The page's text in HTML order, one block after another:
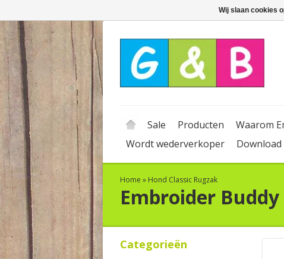
Sale Producten Waarom
Wordt wederverkoper
Download
Home » Hond Classic Rugzak
Embroider Buddy
Categorieën
Wij slaan cookies